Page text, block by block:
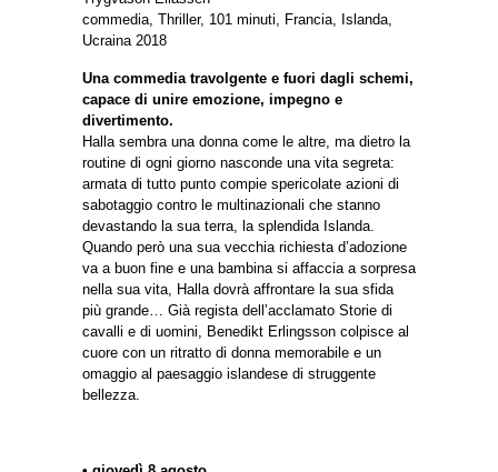
commedia, Thriller, 101 minuti, Francia, Islanda,
Ucraina 2018
Una commedia travolgente e fuori dagli schemi,
capace di unire emozione, impegno e
divertimento.
Halla sembra una donna come le altre, ma dietro la
routine di ogni giorno nasconde una vita segreta:
armata di tutto punto compie spericolate azioni di
sabotaggio contro le multinazionali che stanno
devastando la sua terra, la splendida Islanda.
Quando però una sua vecchia richiesta d’adozione
va a buon fine e una bambina si affaccia a sorpresa
nella sua vita, Halla dovrà affrontare la sua sfida
più grande… Già regista dell’acclamato Storie di
cavalli e di uomini, Benedikt Erlingsson colpisce al
cuore con un ritratto di donna memorabile e un
omaggio al paesaggio islandese di struggente
bellezza.